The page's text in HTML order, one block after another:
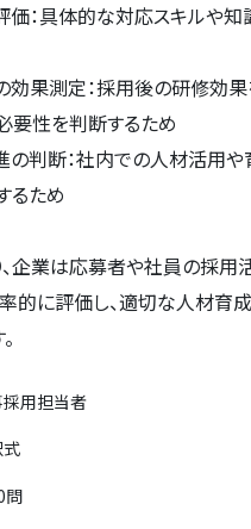
価：具体的な対応スキルや知
効果測定：採用後の研修効果
要性を判断するため
の判断：社内での人材活用
るため
、企業は応募者や社員の採用
的に評価し、適切な人材育
採用担当者
問